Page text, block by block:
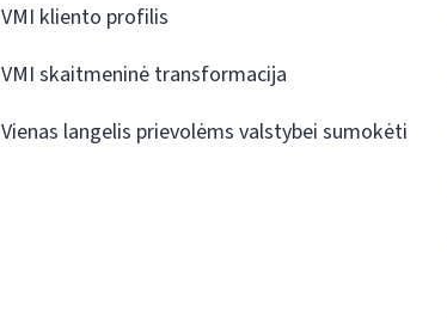
VMI kliento profilis
VMI skaitmeninė transformacija
Vienas langelis prievolėms valstybei sumokėti